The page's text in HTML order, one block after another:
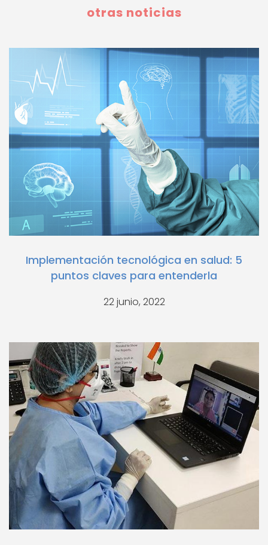
otras noticias
Implementación tecnológica en salud: 5
puntos claves para entenderla
22 junio, 2022